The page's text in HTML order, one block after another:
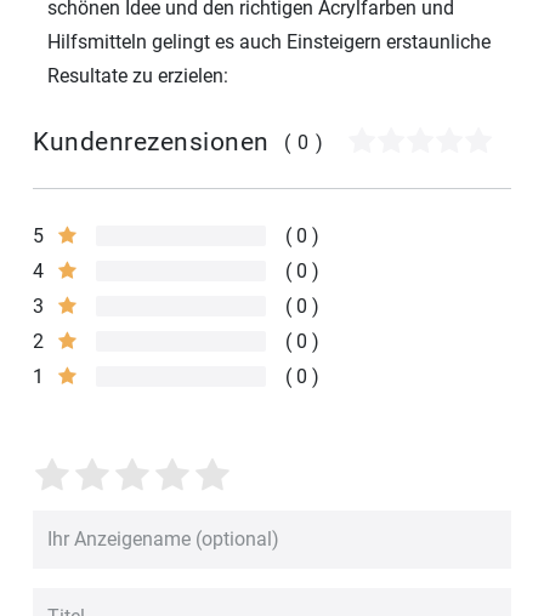
schönen Idee und den richtigen Acrylfarben und
Hilfsmitteln gelingt es auch Einsteigern erstaunliche
Resultate zu erzielen:
Kundenrezensionen (0)
5
0
4
0
3
0
2
0
1
0